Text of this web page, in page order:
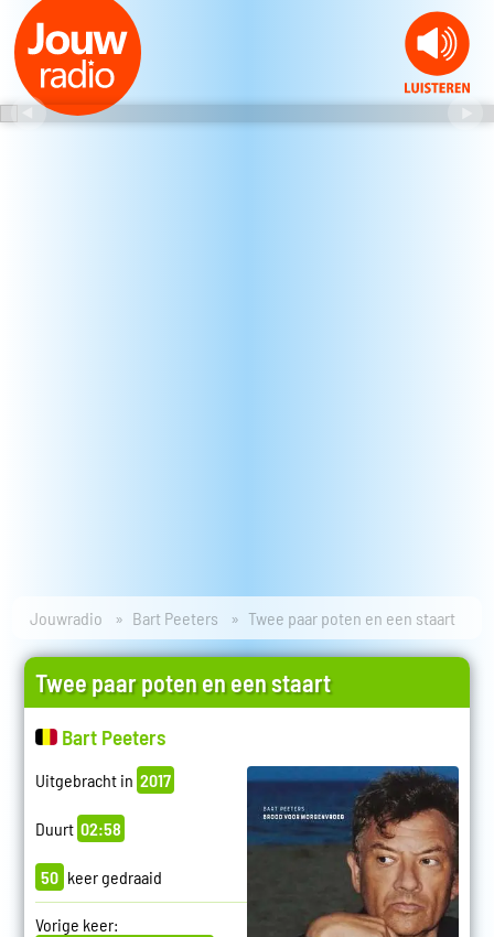
Jouwradio Bart Peeters Twee paar poten en een staart
Twee paar poten en een staart
Bart Peeters
Uitgebracht in 2017
Duurt 02:58
50 keer gedraaid
Vorige keer: